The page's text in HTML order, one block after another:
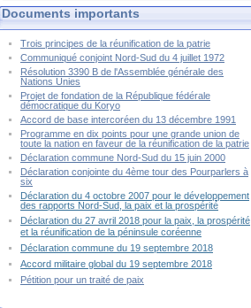
Documents importants
Trois principes de la réunification de la patrie
Communiqué conjoint Nord-Sud du 4 juillet 1972
Résolution 3390 B de l'Assemblée générale des
Nations Unies
Projet de fondation de la République fédérale
démocratique du Koryo
Accord de base intercoréen du 13 décembre 1991
Programme en dix points pour une grande union de
toute la nation en faveur de la réunification de la patrie
Déclaration commune Nord-Sud du 15 juin 2000
Déclaration conjointe du 4ème tour des Pourparlers à
six
Déclaration du 4 octobre 2007 pour le développement
des rapports Nord-Sud, la paix et la prospérité
Déclaration du 27 avril 2018 pour la paix, la prospérité
et la réunification de la péninsule coréenne
Déclaration commune du 19 septembre 2018
Accord militaire global du 19 septembre 2018
Pétition pour un traité de paix